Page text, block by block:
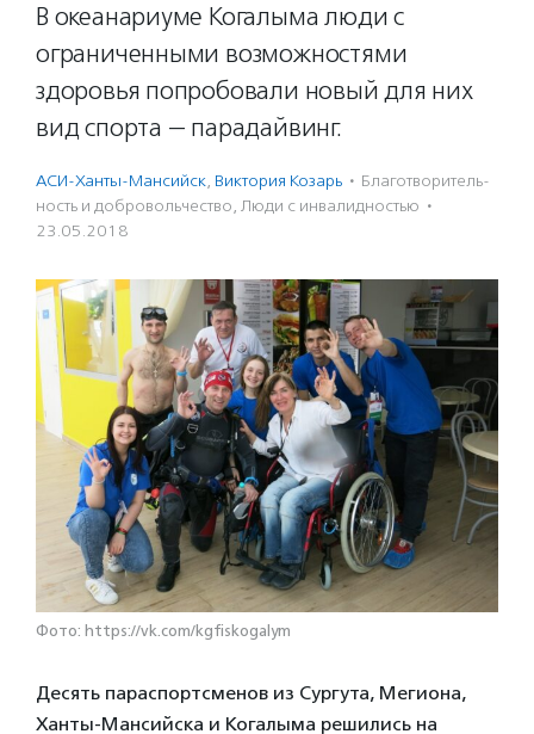
В океанариуме Когалыма люди с
ограниченными возможностями
здоровья попробовали новый для них
вид спорта — парадайвинг.
АСИ-Ханты-Мансийск, Виктория Козарь · Благотвори­тель­
ность и доброволь­чест­во, Люди с инвалидностью ·
23.05.2018
Фото: https://vk.com/kgfiskogalym
Десять параспортсменов из Сургута, Мегиона,
Ханты-Мансийска и Когалыма решились на